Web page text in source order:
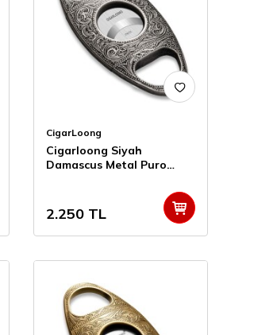
CigarLoong
Cigarloong Siyah
Damascus Metal Puro
2.250 TL